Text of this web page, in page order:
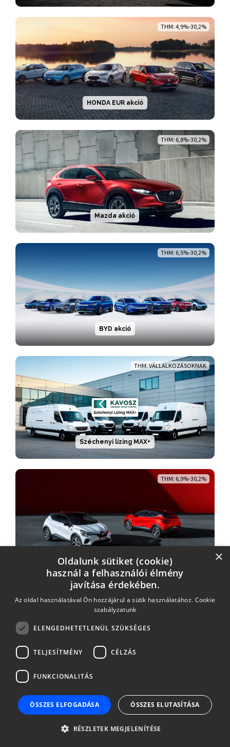
THM: 4,9%-30,2%
HONDA EUR akció
THM: 6,8%-30,2%
Mazda akció
THM: 6,5%-30,2%
BYD akció
THM: VÁLLALKOZÁSOKNAK
Széchenyi lízing MAX+
THM: 6,9%-30,2%
THM: 6,3%-11,9%
×
Oldalunk sütiket (cookie)
használ a felhasználói élmény
javítása érdekében.
Az oldal használatával Ön hozzájárul a sütik használatához. Cookie
szabályzatunk
ELENGEDHETETLENÜL SZÜKSÉGES
TELJESÍTMÉNY CÉLZÁS
FUNKCIONALITÁS
ÖSSZES ELFOGADÁSA ÖSSZES ELUTASÍTÁSA
RÉSZLETEK MEGJELENÍTÉSE